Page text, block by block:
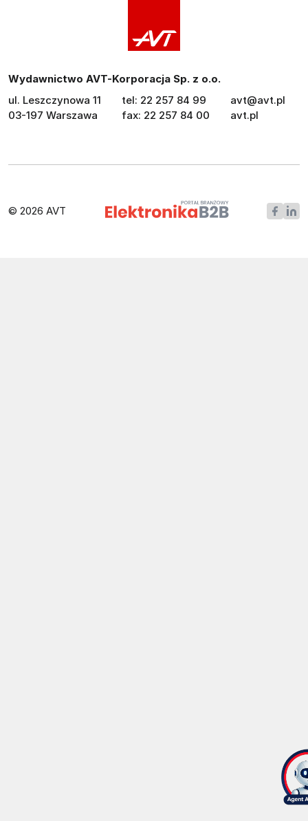
Wydawnictwo AVT-Korporacja Sp. z o.o.
ul. Leszczynowa 11
03-197 Warszawa
tel: 22 257 84 99
fax: 22 257 84 00
avt@avt.pl
avt.pl
© 2026 AVT